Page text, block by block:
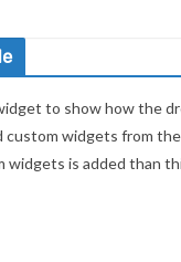
to show how the
custom widgets from
widgets is added than